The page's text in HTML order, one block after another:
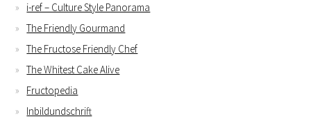
i-ref – Culture Style Panorama
The Friendly Gourmand
The Fructose Friendly Chef
The Whitest Cake Alive
Fructopedia
Inbildundschrift